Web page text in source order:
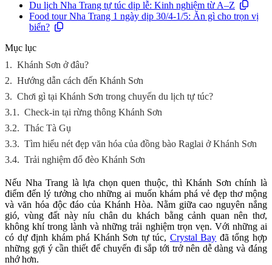
Du lịch Nha Trang tự túc dịp lễ: Kinh nghiệm từ A–Z
Food tour Nha Trang 1 ngày dịp 30/4-1/5: Ăn gì cho trọn vị
biển?
Mục lục
1. Khánh Sơn ở đâu?
2. Hướng dẫn cách đến Khánh Sơn
3. Chơi gì tại Khánh Sơn trong chuyến du lịch tự túc?
3.1. Check-in tại rừng thông Khánh Sơn
3.2. Thác Tà Gụ
3.3. Tìm hiểu nét đẹp văn hóa của đồng bào Raglai ở Khánh Sơn
3.4. Trải nghiệm đổ đèo Khánh Sơn
Nếu Nha Trang là lựa chọn quen thuộc, thì Khánh Sơn chính là
điểm đến lý tưởng cho những ai muốn khám phá vẻ đẹp thơ mộng
và văn hóa độc đáo của Khánh Hòa. Nằm giữa cao nguyên nắng
gió, vùng đất này níu chân du khách bằng cảnh quan nên thơ,
không khí trong lành và những trải nghiệm trọn vẹn. Với những ai
có dự định khám phá Khánh Sơn tự túc, Crystal Bay đã tổng hợp
những gợi ý cần thiết để chuyến đi sắp tới trở nên dễ dàng và đáng
nhớ hơn.